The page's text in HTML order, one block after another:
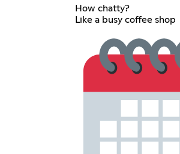
How chatty?
Like a busy coffee shop